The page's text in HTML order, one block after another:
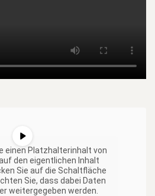
einen Platzhalterinhalt von
auf den eigentlichen Inhalt
Sie auf die Schaltfläche
Sie, dass dabei Daten
weitergegeben werden.